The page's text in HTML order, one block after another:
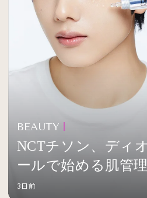
BEAUTY
NCTチソン、ディ
ールで始める肌管理
3日前